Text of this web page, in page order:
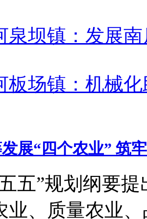
泉坝镇：发展
板场镇：机械
展“四个农业” 筑
五”规划纲要
业、质量农业